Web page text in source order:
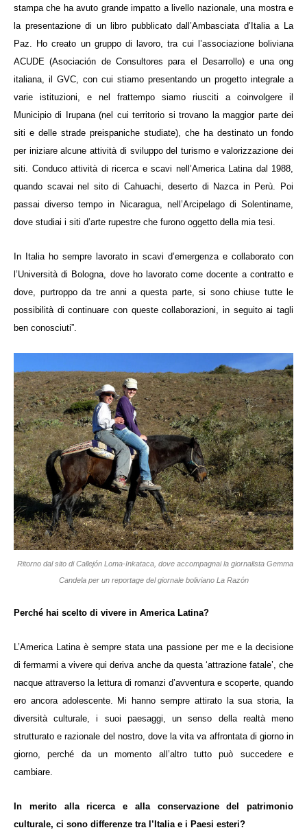
stampa che ha avuto grande impatto a livello nazionale, una mostra e
la presentazione di un libro pubblicato dall’Ambasciata d’Italia a La
Paz. Ho creato un gruppo di lavoro, tra cui l’associazione boliviana
ACUDE (Asociación de Consultores para el Desarrollo) e una ong
italiana, il GVC, con cui stiamo presentando un progetto integrale a
varie istituzioni, e nel frattempo siamo riusciti a coinvolgere il
Municipio di Irupana (nel cui territorio si trovano la maggior parte dei
siti e delle strade preispaniche studiate), che ha destinato un fondo
per iniziare alcune attività di sviluppo del turismo e valorizzazione dei
siti.
Conduco attività di ricerca e scavi nell’America Latina dal 1988,
quando scavai nel sito di Cahuachi, deserto di Nazca in Perù. Poi
passai diverso tempo in Nicaragua, nell’Arcipelago di Solentiname,
dove studiai i siti d’arte rupestre che furono oggetto della mia tesi.
In Italia ho sempre lavorato in scavi d’emergenza e collaborato con
l’Università di Bologna, dove ho lavorato come docente a contratto e
dove, purtroppo da tre anni a questa parte, si sono chiuse tutte le
possibilità di continuare con queste collaborazioni, in seguito ai tagli
ben conosciuti”.
Ritorno dal sito di Callejón Loma-Inkataca, dove accompagnai la giornalista Gemma
Candela per un reportage del giornale boliviano La Razón
Perché hai scelto di vivere in America Latina?
L’America Latina è sempre stata una passione per me e la decisione
di fermarmi a vivere qui deriva anche da questa ‘attrazione fatale’, che
nacque attraverso la lettura di romanzi d’avventura e scoperte, quando
ero ancora adolescente. Mi hanno sempre attirato la sua storia, la
diversità culturale, i suoi paesaggi, un senso della realtà meno
strutturato e razionale del nostro, dove la vita va affrontata di giorno in
giorno, perché da un momento all’altro tutto può succedere e
cambiare.
In merito alla ricerca e alla conservazione del patrimonio
culturale, ci sono differenze tra l’Italia e i Paesi esteri?